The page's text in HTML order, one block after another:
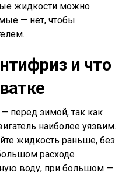
жидкости можно
— нет, чтобы
и что
перед зимой, так как
наиболее уязвим.
жидкость раньше, без
расходе
воду, при большом —